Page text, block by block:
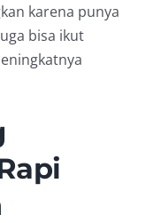
karena punya
bisa ikut